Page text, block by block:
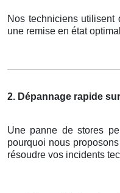
Nos techniciens utilisent
une remise en état
2. Dépannage rapide
Une panne de stores
pourquoi nous
résoudre vos incidents